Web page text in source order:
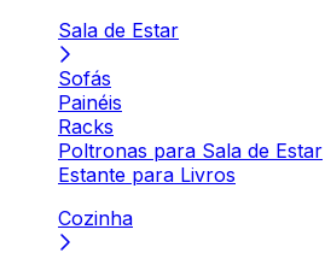
Sala de Estar
Sofás
Painéis
Racks
Poltronas para Sala de Estar
Estante para Livros
Cozinha